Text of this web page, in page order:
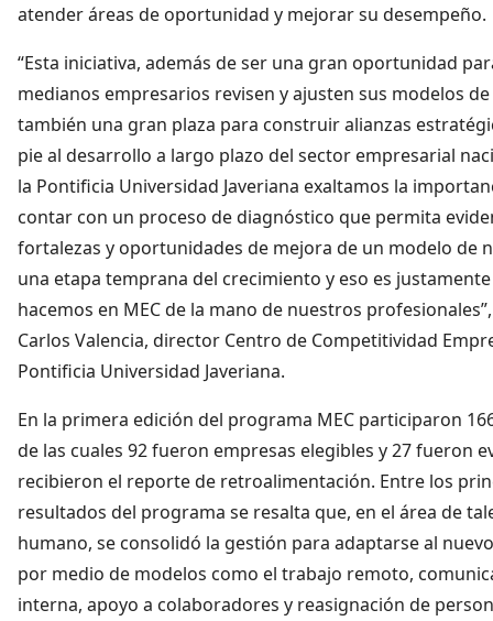
atender áreas de oportunidad y mejorar su desempeño.
“Esta iniciativa, además de ser una gran oportunidad
medianos empresarios revisen y ajusten sus modelos
también una gran plaza para construir alianzas
pie al desarrollo a largo plazo del sector empresarial
la Pontificia Universidad Javeriana exaltamos la
contar con un proceso de diagnóstico que permita
fortalezas y oportunidades de mejora de un modelo de
una etapa temprana del crecimiento y eso es
hacemos en MEC de la mano de nuestros
Carlos Valencia, director Centro de Competitividad
Pontificia Universidad Javeriana.
En la primera edición del programa MEC participaron
de las cuales 92 fueron empresas elegibles y 27 fueron
recibieron el reporte de retroalimentación. Entre los
resultados del programa se resalta que, en el área de
humano, se consolidó la gestión para adaptarse al
por medio de modelos como el trabajo remoto,
interna, apoyo a colaboradores y reasignación de